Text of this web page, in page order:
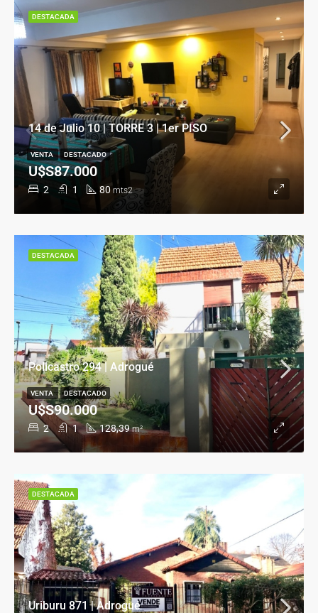
14 de Julio 10 | TORRE 3 | 1er PISO
2 1 80 mts2
U$S87.000
VENTA DESTACADO
DESTACADA
Policastro 294 | Adrogué
2 1 128,39 m²
U$S90.000
VENTA DESTACADO
DESTACADA
Uriburu 871 | Adrogué
DESTACADA